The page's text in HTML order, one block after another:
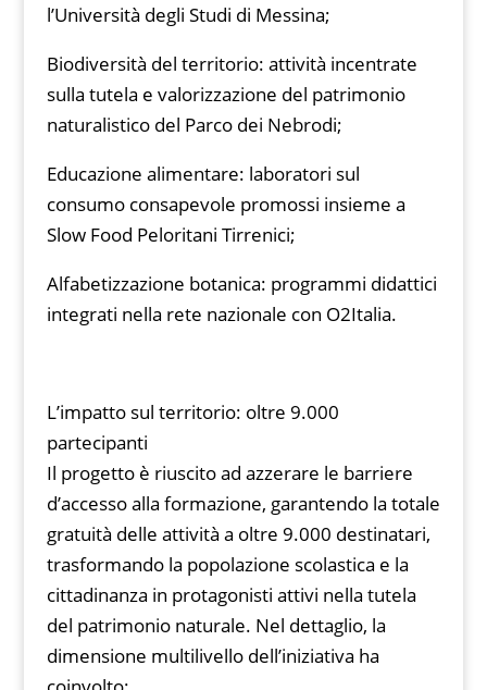
l’Università degli Studi di Messina;
Biodiversità del territorio: attività incentrate
sulla tutela e valorizzazione del patrimonio
naturalistico del Parco dei Nebrodi;
Educazione alimentare: laboratori sul
consumo consapevole promossi insieme a
Slow Food Peloritani Tirrenici;
Alfabetizzazione botanica: programmi didattici
integrati nella rete nazionale con O2Italia.
L’impatto sul territorio: oltre 9.000
partecipanti
Il progetto è riuscito ad azzerare le barriere
d’accesso alla formazione, garantendo la totale
gratuità delle attività a oltre 9.000 destinatari,
trasformando la popolazione scolastica e la
cittadinanza in protagonisti attivi nella tutela
del patrimonio naturale. Nel dettaglio, la
dimensione multilivello dell’iniziativa ha